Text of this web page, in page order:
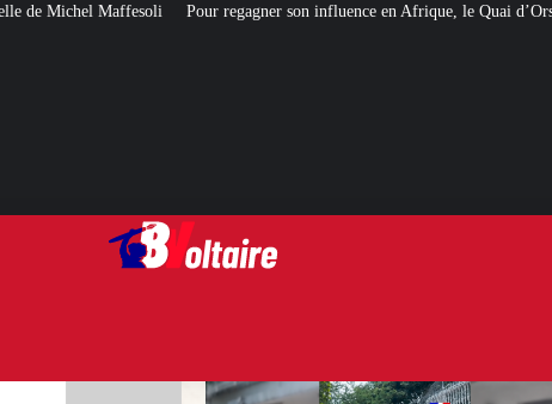
Pour regagner son influence en Afrique, le Quai d’Orsay a choisi… Instagram